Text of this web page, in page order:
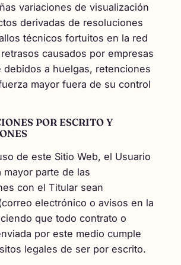
variaciones de visualización
derivadas de resoluciones
técnicos fortuitos en la red
causados por empresas
debidos a huelgas, retenciones
mayor fuera de su control
POR ESCRITO Y
de este Sitio Web, el Usuario
mayor parte de las
con el Titular sean
electrónico o avisos en la
que todo contrato o
por este medio cumple
legales de ser por escrito.